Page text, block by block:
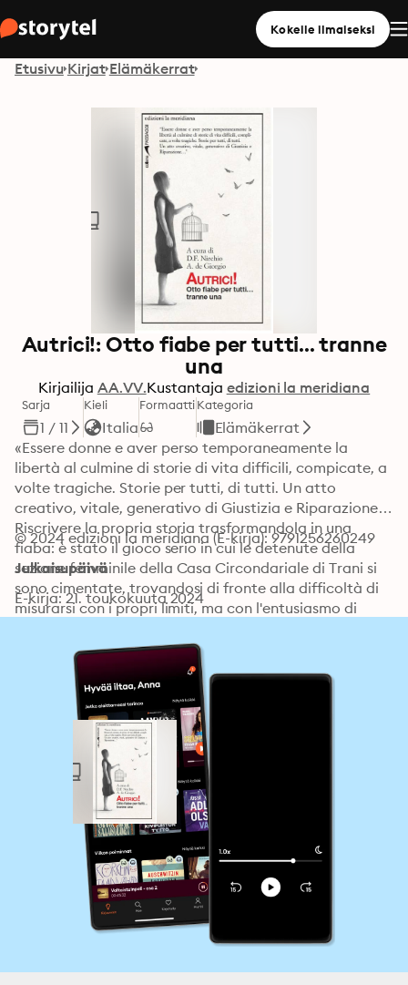
Kokeile ilmaiseksi
Etusivu Kirjat Elämäkerrat
Autrici!: Otto fiabe per tutti... tranne
una
Kirjailija AA.VV.Kustantaja edizioni la meridiana
Sarja
1 / 11
Kieli
Italia
FormaattiKategoria
Elämäkerrat
«Essere donne e aver perso temporaneamente la
libertà al culmine di storie di vita difficili, compicate, a
volte tragiche. Storie per tutti, di tutti. Un atto
creativo, vitale, generativo di Giustizia e Riparazione.»
Riscrivere la propria storia trasformandola in una
fiaba: è stato il gioco serio in cui le detenute della
sezione femminile della Casa Circondariale di Trani si
sono cimentate, trovandosi di fronte alla difficoltà di
misurarsi con i propri limiti, ma con l'entusiasmo di
Questo è stato il progetto "Autrici!", portato nella
sezione femminile della Casa Circondariale di Trani
dall'associazione culturale Senza Piume, in
collaborazione con la cooperativa CRISI e con il
finanziamento del Garante regionale dei diritti delle
persone sottoposte a misure restrittive della libertà -
Puglia. E dal progetto nasce questo libro: otto fiabe
più un racconto, che possono essere lette e ascoltate,
attraverso i link alle registrazioni presenti alla fine di
ogni storia, a comporre un testo gratuito che, si spera,
possa consentire l'incontro tra le sue "autrici" e tanti
bambini, giovani, adulti, studiosi, docenti e
professionisti.
© 2024 edizioni la meridiana (E-kirja): 9791256260249
Julkaisupäivä
E-kirja: 21. toukokuuta 2024